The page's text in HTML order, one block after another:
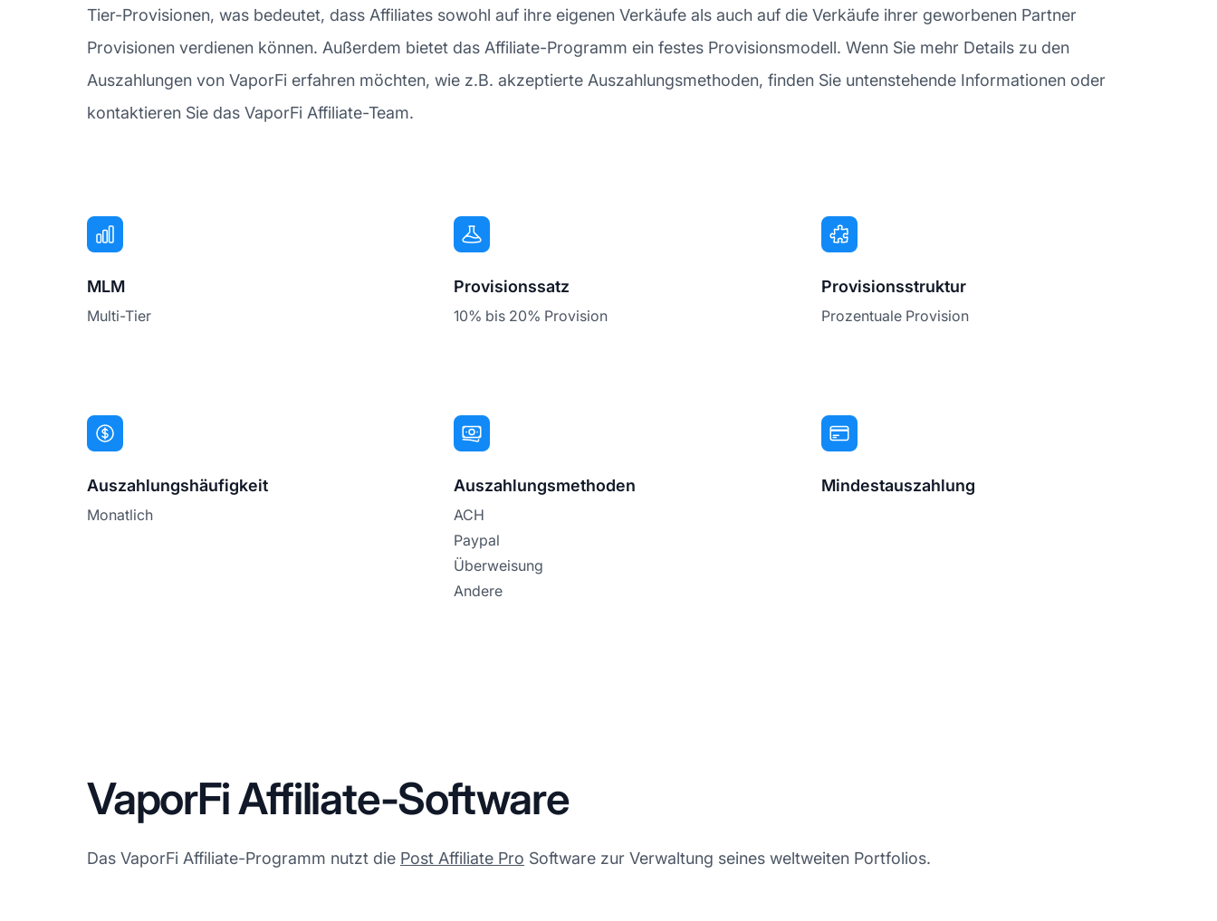
Tier-Provisionen, was bedeutet, dass Affiliates sowohl auf ihre eigenen Verkäufe als auch auf die Verkäufe ihrer geworbenen Partner
Provisionen verdienen können. Außerdem bietet das Affiliate-Programm ein festes Provisionsmodell. Wenn Sie mehr Details zu den
Auszahlungen von VaporFi erfahren möchten, wie z.B. akzeptierte Auszahlungsmethoden, finden Sie untenstehende Informationen oder
kontaktieren Sie das VaporFi Affiliate-Team.
MLM
Multi-Tier
Provisionssatz
10% bis 20% Provision
Provisionsstruktur
Prozentuale Provision
Auszahlungshäufigkeit
Monatlich
Auszahlungsmethoden
ACH
Paypal
Überweisung
Andere
Mindestauszahlung
VaporFi Affiliate-Software
Das VaporFi Affiliate-Programm nutzt die Post Affiliate Pro Software zur Verwaltung seines weltweiten Portfolios.